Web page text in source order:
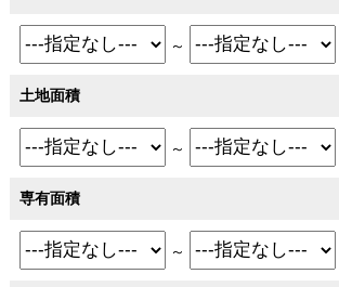
～
土地面積
～
専有面積
～